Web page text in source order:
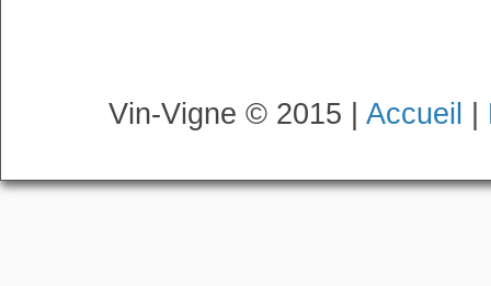
Vin-Vigne © 2015 | Accueil